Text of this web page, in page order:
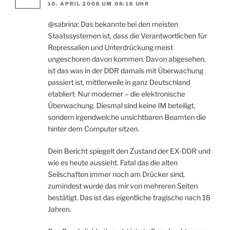
10. APRIL 2008 UM 08:18 UHR
@sabrina: Das bekannte bei den meisten
Staatssystemen ist, dass die Verantwortlichen für
Repressalien und Unterdrückung meist
ungeschoren davon kommen. Davon abgesehen,
ist das was in der DDR damals mit Überwachung
passiert ist, mittlerweile in ganz Deutschland
etabliert. Nur moderner – die elektronische
Überwachung. Diesmal sind keine IM beteiligt,
sondern irgendwelche unsichtbaren Beamten die
hinter dem Computer sitzen.
Dein Bericht spiegelt den Zustand der EX-DDR und
wie es heute aussieht. Fatal das die alten
Seilschaften immer noch am Drücker sind,
zumindest wurde das mir von mehreren Seiten
bestätigt. Das ist das eigentliche tragische nach 18
Jahren.